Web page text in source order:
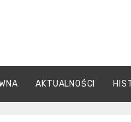
AKTUALNOŚCI